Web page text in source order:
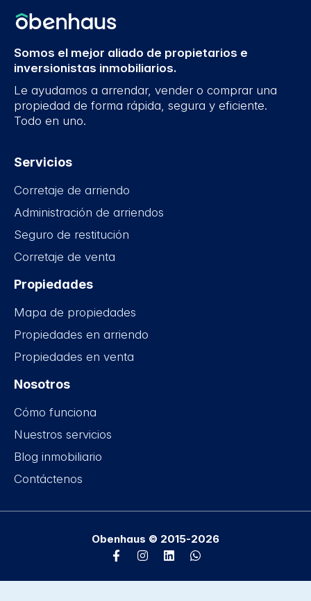
Somos el mejor aliado de propietarios e
inversionistas inmobiliarios.
Le ayudamos a arrendar, vender o comprar una
propiedad de forma rápida, segura y eficiente.
Todo en uno.
Servicios
Corretaje de arriendo
Administración de arriendos
Seguro de restitución
Corretaje de venta
Propiedades
Mapa de propiedades
Propiedades en arriendo
Propiedades en venta
Nosotros
Cómo funciona
Nuestros servicios
Blog inmobiliario
Contáctenos
Obenhaus © 2015-2026